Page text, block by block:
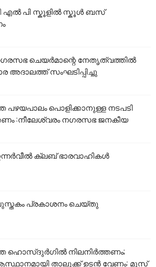
എൽ പി സ്കൂളിൽ സ്കൂൾ ബസ്
ചെയർമാന്റെ നേതൃത്വത്തിൽ
അദാലത്ത് സംഘടിപ്പിച്ചു
പഴയപാലം പൊളിക്കാനുള്ള നടപടി
:നീലേശ്വരം നഗരസഭ ജനകീയ
ക്ലബ് ഭാരവാഹികൾ
പ്രകാശനം ചെയ്തു
ഹൊസ്ദുർഗിൽ നിലനിർത്തണം;
താലൂക്ക് ഉടൻ വേണം: മുസ്